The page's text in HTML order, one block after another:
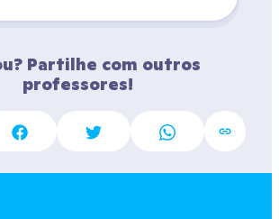
Partilhe com outros
professores!